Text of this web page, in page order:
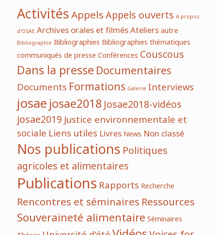
ActivitésAppelsAppels ouverts A propos
d'OSAEArchives orales et filmésAteliersautre
Bibliographie BibliographiesBibliographies thématiques
communiqués de presseConférencesCouscous
Dans la presseDocumentaires
DocumentsFormations Galerie Interviews
josaejosae2018Josae2018-vidéos
josae2019Justice environnementale et
socialeLiens utiles LivresNews Non classé
Nos publicationsPolitiques
agricoles et alimentaires
PublicationsRapportsRecherche
Rencontres et séminairesRessources
Souveraineté alimentaireSéminaires